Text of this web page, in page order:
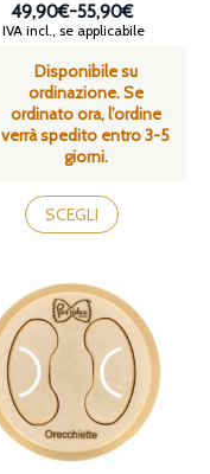
Disponibile su
ordinazione. Se
ordinato ora, l’ordine
verrà spedito entro 3-5
giorni.
49,90€-55,90€
Fascia
prezzo:
da
49,90€
a
55,90€
IVA incl., se applicabile
SCEGLI
Questo
prodotto
ha
varianti.
Le
opzioni
possono
essere
scelte
nella
pagina
del